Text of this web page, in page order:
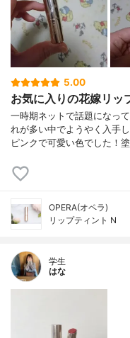
5.00
お気に入りの花嫁リッ
一時期ネットで話題になっ
れが多い中でようやく入手
ピンクで可愛い色でした！
OPERA(オペラ)
リップティント N
学生
はな